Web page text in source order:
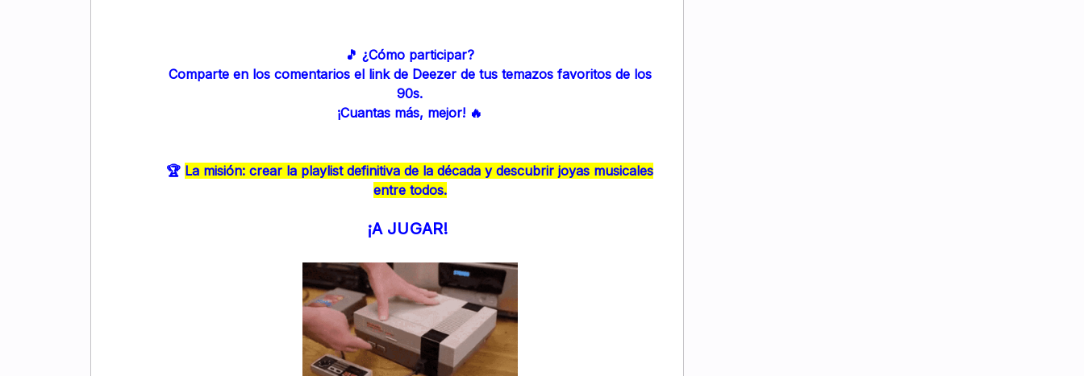
🎵 ¿Cómo participar?
Comparte en los comentarios el link de Deezer de tus temazos favoritos de los
90s.
¡Cuantas más, mejor! 🔥
🏆 La misión: crear la playlist definitiva de la década y descubrir joyas musicales
entre todos.
¡A JUGAR!